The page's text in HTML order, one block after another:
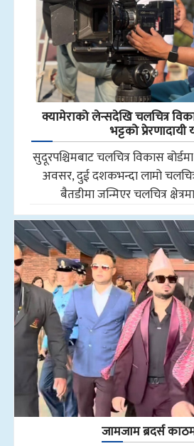
क्यामेराको लेन्सदेखि चलचित्र
भट्टको प्रेरणादायी
सुदूरपश्चिमबाट चलचित्र विकास बोर्डमा
अवसर, दुई दशकभन्दा लामो
बैतडीमा जन्मिएर चलचित्र
जामजाम ब्रदर्स